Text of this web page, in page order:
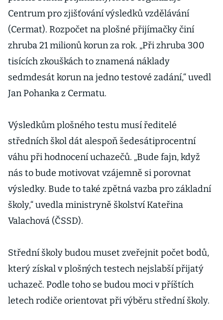
Centrum pro zjišťování výsledků vzdělávání
(Cermat). Rozpočet na plošné přijímačky činí
zhruba 21 milionů korun za rok. „Při zhruba 300
tisících zkouškách to znamená náklady
sedmdesát korun na jedno testové zadání,“ uvedl
Jan Pohanka z Cermatu.
Výsledkům plošného testu musí ředitelé
středních škol dát alespoň šedesátiprocentní
váhu při hodnocení uchazečů. „Bude fajn, když
nás to bude motivovat vzájemně si porovnat
výsledky. Bude to také zpětná vazba pro základní
školy,“ uvedla ministryně školství Kateřina
Valachová (ČSSD).
Střední školy budou muset zveřejnit počet bodů,
který získal v plošných testech nejslabší přijatý
uchazeč. Podle toho se budou moci v příštích
letech rodiče orientovat při výběru střední školy.